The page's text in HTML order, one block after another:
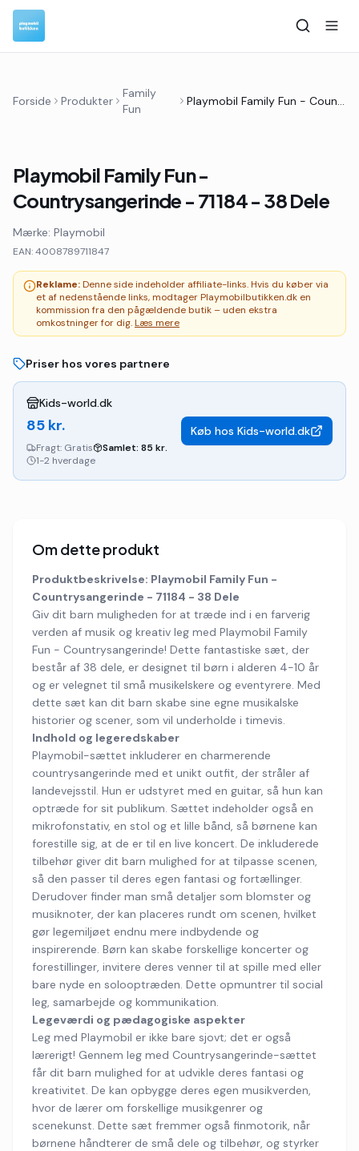
Forside Produkter
Family
Fun
Playmobil Family Fun - Countrysangerinde - 71184 - 38 Dele
Playmobil Family Fun -
Countrysangerinde - 71184 - 38 Dele
Mærke: Playmobil
EAN:4008789711847
Reklame:Denne side indeholder affiliate-links. Hvis du køber via
et af nedenstående links, modtager Playmobilbutikken.dk en
kommission fra den pågældende butik – uden ekstra
omkostninger for dig.Læs mere
Priser hos vores partnere
Kids-world.dk
85 kr.
Fragt: Gratis Samlet: 85 kr.
1-2 hverdage
Køb hos Kids-world.dk
Om dette produkt
Produktbeskrivelse: Playmobil Family Fun -
Countrysangerinde - 71184 - 38 Dele
Giv dit barn muligheden for at træde ind i en farverig
verden af musik og kreativ leg med Playmobil Family
Fun - Countrysangerinde! Dette fantastiske sæt, der
består af 38 dele, er designet til børn i alderen 4-10 år
og er velegnet til små musikelskere og eventyrere. Med
dette sæt kan dit barn skabe sine egne musikalske
historier og scener, som vil underholde i timevis.
Indhold og legeredskaber
Playmobil-sættet inkluderer en charmerende
countrysangerinde med et unikt outfit, der stråler af
landevejsstil. Hun er udstyret med en guitar, så hun kan
optræde for sit publikum. Sættet indeholder også en
mikrofonstativ, en stol og et lille bånd, så børnene kan
forestille sig, at de er til en live koncert. De inkluderede
tilbehør giver dit barn mulighed for at tilpasse scenen,
så den passer til deres egen fantasi og fortællinger.
Derudover finder man små detaljer som blomster og
musiknoter, der kan placeres rundt om scenen, hvilket
gør legemiljøet endnu mere indbydende og
inspirerende. Børn kan skabe forskellige koncerter og
forestillinger, invitere deres venner til at spille med eller
bare nyde en solooptræden. Dette opmuntrer til social
leg, samarbejde og kommunikation.
Legeværdi og pædagogiske aspekter
Leg med Playmobil er ikke bare sjovt; det er også
lærerigt! Gennem leg med Countrysangerinde-sættet
får dit barn mulighed for at udvikle deres fantasi og
kreativitet. De kan opbygge deres egen musikverden,
hvor de lærer om forskellige musikgenrer og
scenekunst. Dette sæt fremmer også finmotorik, når
børnene håndterer de små dele og tilbehør, og styrker